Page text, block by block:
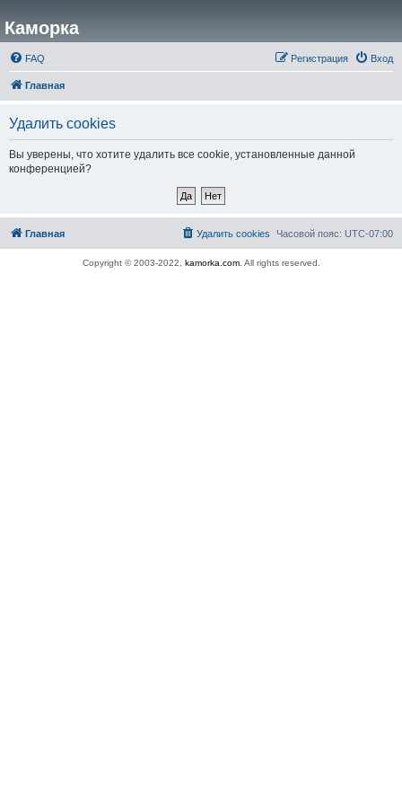
Каморка
FAQ Вход
Регистрация
Главная
Удалить cookies
Вы уверены, что хотите удалить все cookie, установленные данной
конференцией?
Главная Часовой пояс: UTC-07:00
Удалить cookies
Copyright © 2003-2022, kamorka.com. All rights reserved.